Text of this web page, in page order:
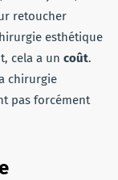
retoucher
esthétique
cela a un coût.
chirurgie
pas forcément